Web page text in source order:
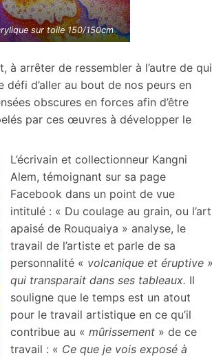
sur toile 150/150cm
arrêter de ressembler à l’autre de qui
d’aller au bout de nos peurs en
obscures en forces afin d’être
par ces œuvres à développer le
L’écrivain et collectionneur Kangni
Alem, témoignant sur sa page
Facebook dans un point de vue
intitulé : « Du coulage au grain, ou l’art
apaisé de Rouquaiya » analyse, le
travail de l’artiste et parle de sa
personnalité « volcanique et éruptive
qui transparait dans ses tableaux. Il
souligne que le temps est un atout
pour le travail artistique en ce qu’il
contribue au « mûrissement » de ce
travail : « Ce que je vois exposé à